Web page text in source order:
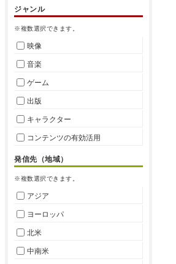
ジャンル
※複数選択できます。
映像
音楽
ゲーム
出版
キャラクター
コンテンツの有効活用
発信先（地域）
※複数選択できます。
アジア
ヨーロッパ
北米
中南米